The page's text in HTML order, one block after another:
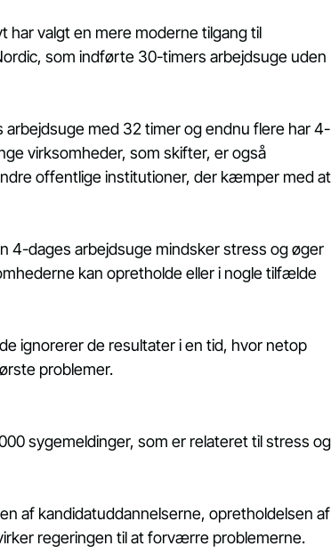
har valgt en mere moderne tilgang til
som indførte 30-timers arbejdsuge uden
med 32 timer og endnu flere har 4-
virksomheder, som skifter, er også
offentlige institutioner, der kæmper med
4-dages arbejdsuge mindsker stress og øger
kan opretholde eller i nogle tilfælde
ignorerer de resultater i en tid, hvor netop
problemer.
sygemeldinger, som er relateret til stress
af kandidatuddannelserne, opretholdelsen
regeringen til at forværre problemerne.